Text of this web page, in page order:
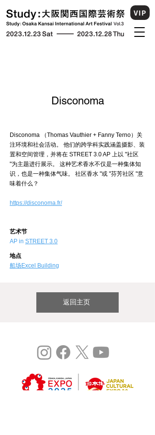
VIP
Disconoma
Disconoma （Thomas Vauthier + Fanny Terno）关
注环境和社会活动。 他们的跨学科实践涵盖摄影、装
置和空间管理，并将在 STREET 3.0 AP 上以 "社区
"为主题进行展示。 这种艺术香水不仅是一种集体知
识，也是一种集体气味。 社区香水 "或 "芬芳社区 "意
味着什么？
https://disconoma.fr/
艺术节
AP in STREET 3.0
地点
​船场Excel Building
返回主页